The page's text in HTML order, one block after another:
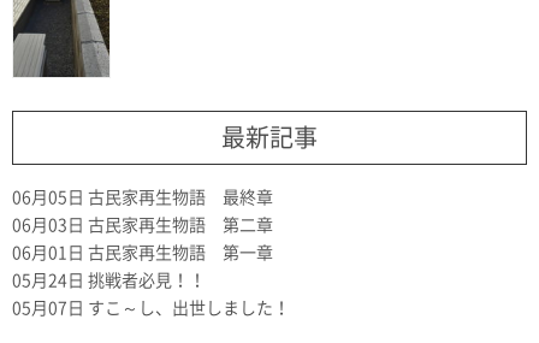
最新記事
06月05日 古民家再生物語 最終章
06月03日 古民家再生物語 第二章
06月01日 古民家再生物語 第一章
05月24日 挑戦者必見！！
05月07日 すこ～し、出世しました！